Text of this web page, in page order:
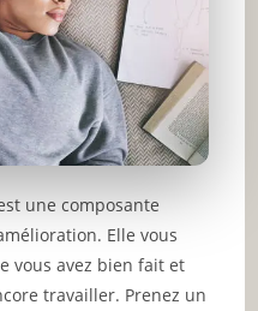
une composante
Elle vous
vous avez bien fait et
travailler. Prenez un